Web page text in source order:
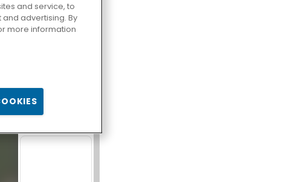
and service, to
advertising. By
more information